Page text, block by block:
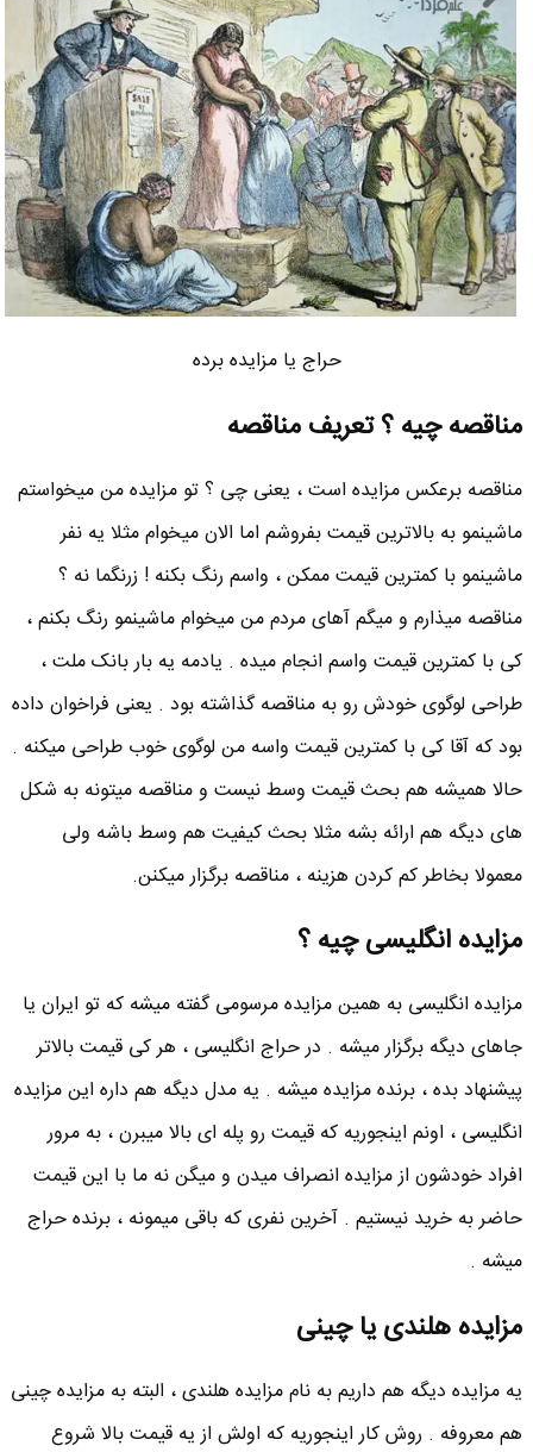
حراج یا مزایده برده
مناقصه چیه ؟ تعریف مناقصه
مناقصه برعکس مزایده است ، یعنی چی ؟ تو مزایده من میخواستم
ماشینمو به بالاترین قیمت بفروشم اما الان میخوام مثلا یه نفر
ماشینمو با کمترین قیمت ممکن ، واسم رنگ بکنه ! زرنگما نه ؟
مناقصه میذارم و میگم آهای مردم من میخوام ماشینمو رنگ بکنم ،
کی با کمترین قیمت واسم انجام میده . یادمه یه بار بانک ملت ،
طراحی لوگوی خودش رو به مناقصه گذاشته بود . یعنی فراخوان داده
بود که آقا کی با کمترین قیمت واسه من لوگوی خوب طراحی میکنه .
حالا همیشه هم بحث قیمت وسط نیست و مناقصه میتونه به شکل
های دیگه هم ارائه بشه مثلا بحث کیفیت هم وسط باشه ولی
معمولا بخاطر کم کردن هزینه ، مناقصه برگزار میکنن.
مزایده انگلیسی چیه ؟
مزایده انگلیسی به همین مزایده مرسومی گفته میشه که تو ایران یا
جاهای دیگه برگزار میشه . در حراج انگلیسی ، هر کی قیمت بالاتر
پیشنهاد بده ، برنده مزایده میشه . یه مدل دیگه هم داره این مزایده
انگلیسی ، اونم اینجوریه که قیمت رو پله ای بالا میبرن ، به مرور
افراد خودشون از مزایده انصراف میدن و میگن نه ما با این قیمت
حاضر به خرید نیستیم . آخرین نفری که باقی میمونه ، برنده حراج
میشه .
مزایده هلندی یا چینی
یه مزایده دیگه هم داریم به نام مزایده هلندی ، البته به مزایده چینی
هم معروفه . روش کار اینجوریه که اولش از یه قیمت بالا شروع